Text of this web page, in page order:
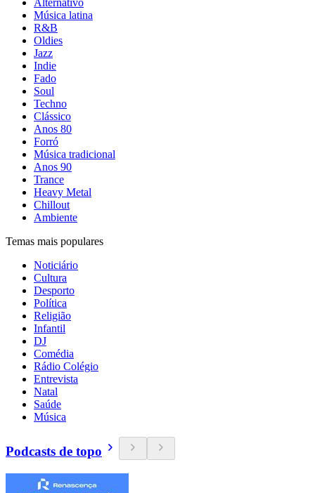
Alternativo
Música latina
R&B
Oldies
Jazz
Indie
Fado
Soul
Techno
Clássico
Anos 80
Forró
Música tradicional
Anos 90
Trance
Heavy Metal
Chillout
Ambiente
Temas mais populares
Noticiário
Cultura
Desporto
Política
Religião
Infantil
DJ
Comédia
Rádio Colégio
Entrevista
Natal
Saúde
Música
Podcasts de topo